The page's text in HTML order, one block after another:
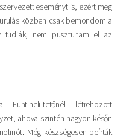
eseményt is, ezért meg
közben csak bemondom a
tudják, nem pusztultam el az
tetőnél létrehozott
ahova szintén nagyon későn
Még készségesen beírták